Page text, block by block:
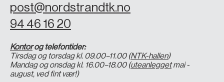
post@nordstrandtk.no
94 46 16 20
Kontorog telefontider:
Tirsdag og torsdag kl. 09.00–11.00 (NTK-hallen)
Mandag og onsdag kl. 16.00–18.00 (uteanleggetmai -
august, ved fint vær!)